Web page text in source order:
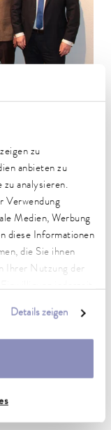
zu
anbieten zu
zu analysieren.
Verwendung
Medien, Werbung
diese Informationen
die Sie ihnen
Ihrer Nutzung der
Details zeigen
Atsuko und
ehe sie
Heimat Japan
nannte Dr.
Bilder von
und erinnerte an
mit absolutem
Abend. „In
Kato Danke für
und zugleich die
so